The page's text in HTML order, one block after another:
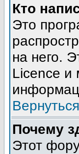
Кто
Это
на него.
Licence и
Почему
Этот